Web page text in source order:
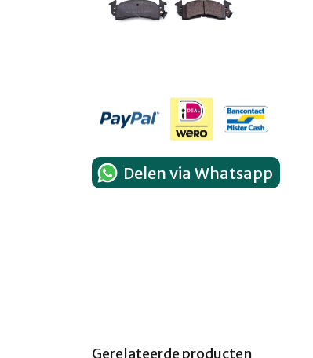
Delen via Whatsapp
Gerelateerde producten